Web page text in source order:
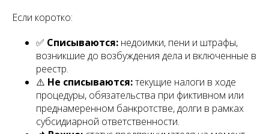
Если коротко:
✅ Списываются: недоимки, пени и штрафы,
возникшие до возбуждения дела и включенные в
реестр.
⚠️ Не списываются:текущие налоги в ходе
процедуры, обязательства при фиктивном или
преднамеренном банкротстве, долги в рамках
субсидиарной ответственности.